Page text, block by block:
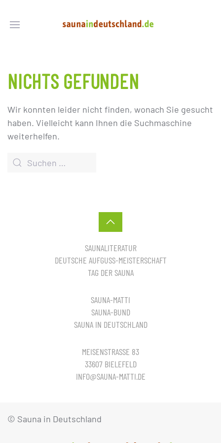
NICHTS GEFUNDEN
Wir konnten leider nicht finden, wonach Sie gesucht
haben. Vielleicht kann Ihnen die Suchmaschine
weiterhelfen.
SAUNALITERATUR
DEUTSCHE AUFGUSS-MEISTERSCHAFT
TAG DER SAUNA
SAUNA-MATTI
SAUNA-BUND
SAUNA IN DEUTSCHLAND
MEISENSTRASSE 83
33607 BIELEFELD
INFO@SAUNA-MATTI.DE
© Sauna in Deutschland